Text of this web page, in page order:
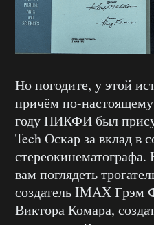
Но погодите, у этой
причём по-
году НИКФИ был
Tech Оскар за вклад в
стереокинематографа.
вам поглядеть
создатель IMAX Грэм
Виктора Комара,